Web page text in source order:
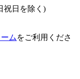
祝日を除く)
ム をご利用くださ